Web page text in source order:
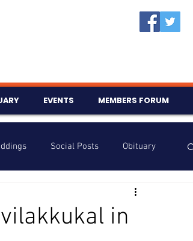
EVENTS MEMBERS FORUM
Social Posts Obituary
Birthdays
in